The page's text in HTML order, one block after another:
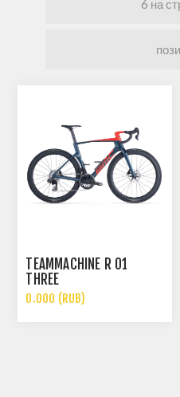
TEAMMACHINE R 01
THREE
0.000 (RUB)